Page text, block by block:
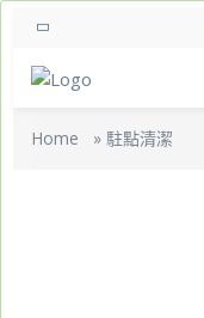
Home » 駐點清潔